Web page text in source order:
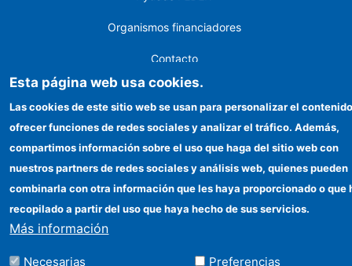
Organismos financiadores
Contacto
Cómo llegar
©Copyright 2026 Todos los derechos reservados
Esta página web usa cookies.
Las cookies de este sitio web se usan para personalizar el
ofrecer funciones de redes sociales y analizar el tráfico. Además,
compartimos información sobre el uso que haga del sitio web con
nuestros partners de redes sociales y análisis web, quienes pueden
combinarla con otra información que les haya proporcionado o que
recopilado a partir del uso que haya hecho de sus servicios.
Más información
Necesarias Preferencias